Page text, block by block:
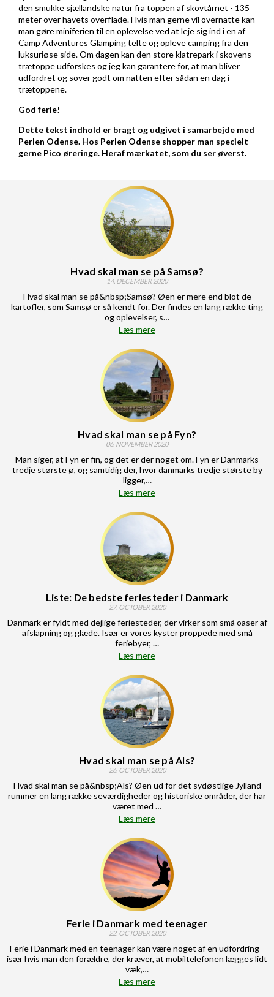
den smukke sjællandske natur fra toppen af skovtårnet - 135
meter over havets overflade. Hvis man gerne vil overnatte kan
man gøre miniferien til en oplevelse ved at leje sig ind i en af
Camp Adventures Glamping telte og opleve camping fra den
luksuriøse side. Om dagen kan den store klatrepark i skovens
trætoppe udforskes og jeg kan garantere for, at man bliver
udfordret og sover godt om natten efter sådan en dag i
trætoppene.
God ferie!
Dette tekst indhold er bragt og udgivet i samarbejde med
Perlen Odense. Hos Perlen Odense shopper man specielt
gerne Pico øreringe. Heraf mærkatet, som du ser øverst.
Hvad skal man se på Samsø?
14. DECEMBER 2020
Hvad skal man se på&nbsp;Samsø? Øen er mere end blot de
kartofler, som Samsø er så kendt for. Der findes en lang række ting
og oplevelser, s…
Læs mere
Hvad skal man se på Fyn?
06. NOVEMBER 2020
Man siger, at Fyn er fin, og det er der noget om. Fyn er Danmarks
tredje største ø, og samtidig der, hvor danmarks tredje største by
ligger,…
Læs mere
Liste: De bedste feriesteder i Danmark
27. OCTOBER 2020
Danmark er fyldt med dejlige feriesteder, der virker som små oaser af
afslapning og glæde. Især er vores kyster proppede med små
feriebyer, …
Læs mere
Hvad skal man se på Als?
26. OCTOBER 2020
Hvad skal man se på&nbsp;Als? Øen ud for det sydøstlige Jylland
rummer en lang række seværdigheder og historiske områder, der har
været med …
Læs mere
Ferie i Danmark med teenager
22. OCTOBER 2020
Ferie i Danmark med en teenager kan være noget af en udfordring -
især hvis man den forældre, der kræver, at mobiltelefonen lægges lidt
væk,…
Læs mere